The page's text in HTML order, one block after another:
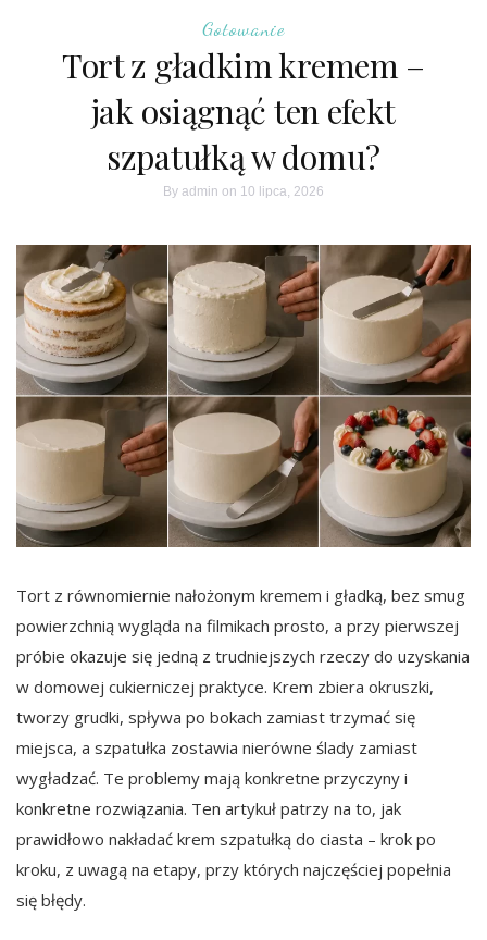
Gotowanie
Tort z gładkim kremem –
jak osiągnąć ten efekt
szpatułką w domu?
By admin on 10 lipca, 2026
Tort z równomiernie nałożonym kremem i gładką, bez smug
powierzchnią wygląda na filmikach prosto, a przy pierwszej
próbie okazuje się jedną z trudniejszych rzeczy do uzyskania
w domowej cukierniczej praktyce. Krem zbiera okruszki,
tworzy grudki, spływa po bokach zamiast trzymać się
miejsca, a szpatułka zostawia nierówne ślady zamiast
wygładzać. Te problemy mają konkretne przyczyny i
konkretne rozwiązania. Ten artykuł patrzy na to, jak
prawidłowo nakładać krem szpatułką do ciasta – krok po
kroku, z uwagą na etapy, przy których najczęściej popełnia
się błędy.